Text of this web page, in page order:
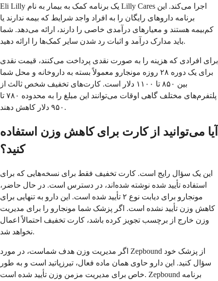
Eli Lilly یک برنامه کمک به بیمار به نام Lilly Cares اجرا می‌کند. این
برنامه داروهای رایگان را به افراد واجد شرایط که بیمه ندارند یا
کم‌بیمه هستند و معیارهای درآمدی خاصی را دارند، ارائه می‌دهد. شما
باید مدارک درآمد و اثبات رد شدن سایر کمک‌ها را ارائه دهید.
برای افرادی که هزینه را به صورت نقدی پرداخت می‌کنند، قیمت نقدی
برای یک دوره ۲۸ روزه مونجارو معمولاً بسته به داروخانه و محل شما
بین ۸۵۰ تا ۱۱۰۰ دلار است. کارت‌های تخفیف شخص ثالث از
پلتفرم‌های مختلف گاهی اوقات می‌توانند این مبلغ را به محدوده ۷۸۰ تا
۹۵۰ دلار کاهش دهند.
آیا می‌توانید از کارت برای کاهش وزن استفاده
کنید؟
این یک سؤال رایج است. کارت تخفیف فقط برای نسخه‌هایی که برای
استفاده تأیید شده نوشته شده‌اند، در دسترس است. در حال حاضر،
مونجارو برای دیابت نوع ۲ تأیید شده است. این دارو به تنهایی برای
کاهش وزن تأیید نشده است. اگر پزشک شما مونجارو را برای مدیریت
وزن خارج از برچسب تجویز کرده باشد، کارت تخفیف احتمالاً اعمال
نخواهد شد.
اگر مدیریت وزن هدف شماست، در مورد Zepbound از پزشک خود
سؤال کنید. این دارو حاوی همان ماده فعال، تیرزپاتید است و به طور
خاص برای مدیریت مزمن وزن تأیید شده است. Zepbound برنامه